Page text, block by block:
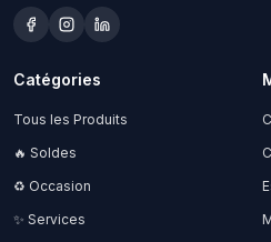
Catégories
Tous les Produits
🔥 Soldes
♻️ Occasion
✨ Services